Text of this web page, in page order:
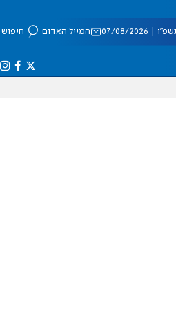
08/2026 המייל האדום חיפוש